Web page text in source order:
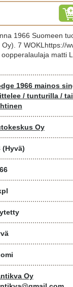
1966 Suomeen
7 WOKLhttps://
matti
1966 mainos
/ tunturilla /
Oy
(Hyvä)
Oy